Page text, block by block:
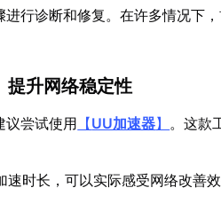
行诊断和修复。在许多情况下
提升网络稳定性
议尝试使用 【UU加速器】 。这款
速时长，可以实际感受网络改善